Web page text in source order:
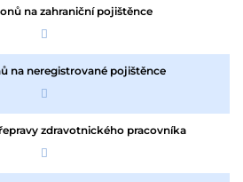
na zahraniční pojištěnce
na neregistrované pojištěnce
zdravotnického pracovníka